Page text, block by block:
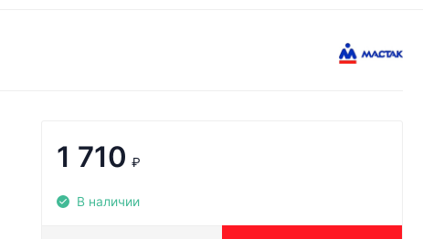
1 710 ₽
В наличии